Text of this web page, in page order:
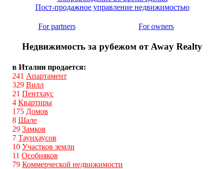
Пост-продажное управление недвижимостью
For partners For owners
Недвижимость за рубежом от Away Realty
в Италии продается:
241 Апартамент
329 Вилл
21 Пентхаус
4 Квартиры
175 Домов
8 Шале
29 Замков
7 Таунхаусов
10 Участков земли
11 Особняков
79 Коммерческой недвижимости